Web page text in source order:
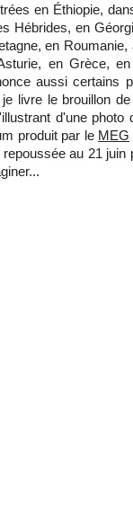
en Éthiopie,
Hébrides, en
en
en Grèce,
aussi certains
livre le brouillon
d'une photo
produit par le MEG
au 21 juin